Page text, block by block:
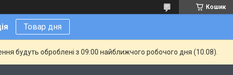
Кошик
Товар дня
будуть оброблені з 09:00 найближчого робочого дня (10.08).